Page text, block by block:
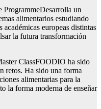
un
alimentarios estudiando
europeas distintas
la futura transformación
ClassFOODIO ha sido
retos. Ha sido una forma
alimentarias para la
la forma moderna de enseñar